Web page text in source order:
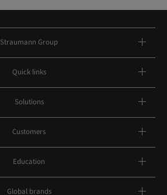
Straumann Group
Quick links
Solutions
Customers
Education
Global brands